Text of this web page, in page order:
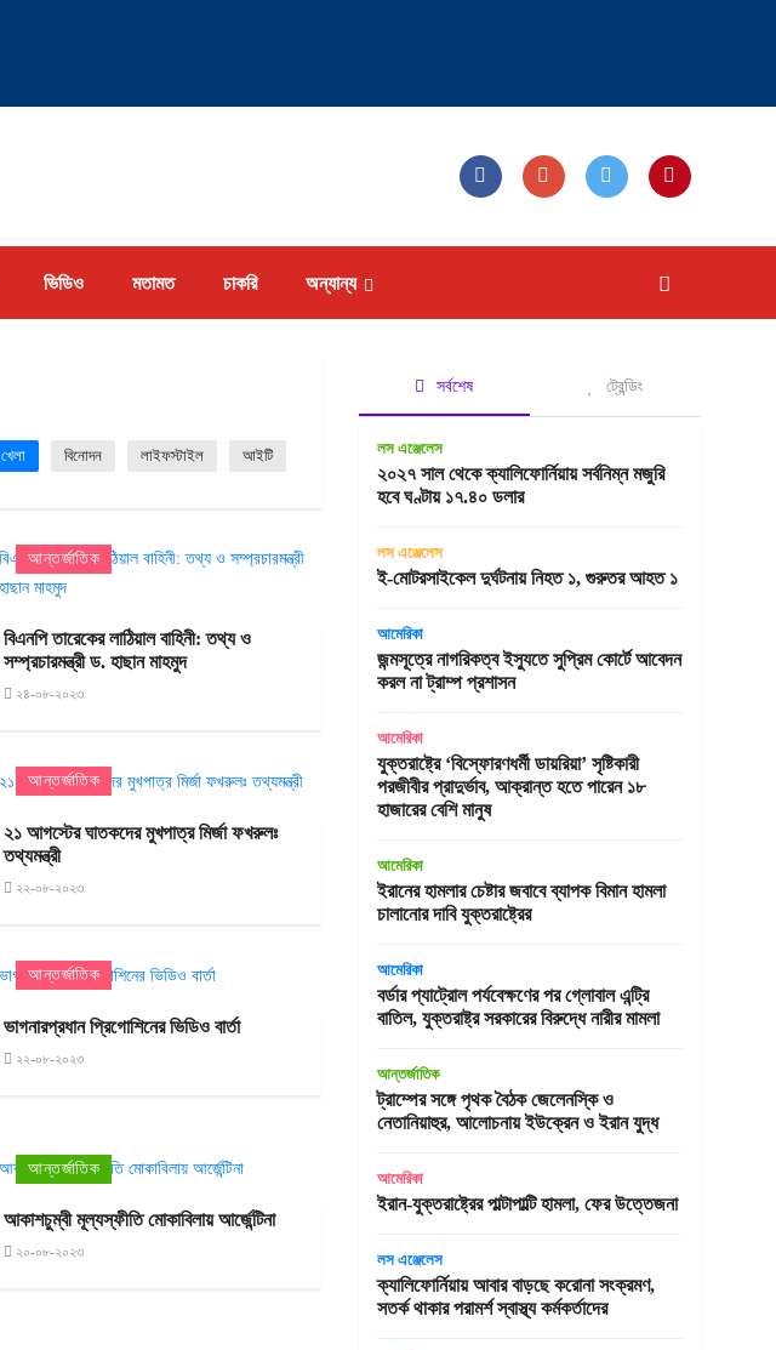
ভিডিও মতামত চাকরি অন্যান্য
খেলা বিনোদন লাইফস্টাইল আইটি
আন্তর্জাতিক
বিএনপি তারেকের লাঠিয়াল বাহিনী: তথ্য ও
সম্প্রচারমন্ত্রী ড. হাছান মাহমুদ
২৪-০৮-২০২৩
আন্তর্জাতিক
২১ আগস্টের ঘাতকদের মুখপাত্র মির্জা ফখরুলঃ
তথ্যমন্ত্রী
২২-০৮-২০২৩
আন্তর্জাতিক
ভাগনারপ্রধান প্রিগোশিনের ভিডিও বার্তা
২২-০৮-২০২৩
আন্তর্জাতিক
আকাশচুম্বী মূল্যস্ফীতি মোকাবিলায় আর্জেন্টিনা
২০-০৮-২০২৩
সর্বশেষ ট্রেন্ডিং
লস এঞ্জেলেস
২০২৭ সাল থেকে ক্যালিফোর্নিয়ায় সর্বনিম্ন মজুরি
হবে ঘণ্টায় ১৭.৪০ ডলার
লস এঞ্জেলেস
ই-মোটরসাইকেল দুর্ঘটনায় নিহত ১, গুরুতর আহত ১
আমেরিকা
জন্মসূত্রে নাগরিকত্ব ইস্যুতে সুপ্রিম কোর্টে আবেদন
করল না ট্রাম্প প্রশাসন
আমেরিকা
যুক্তরাষ্ট্রে ‘বিস্ফোরণধর্মী ডায়রিয়া’ সৃষ্টিকারী
পরজীবীর প্রাদুর্ভাব, আক্রান্ত হতে পারেন ১৮
হাজারের বেশি মানুষ
আমেরিকা
ইরানের হামলার চেষ্টার জবাবে ব্যাপক বিমান হামলা
চালানোর দাবি যুক্তরাষ্ট্রের
আমেরিকা
বর্ডার প্যাট্রোল পর্যবেক্ষণের পর গ্লোবাল এন্ট্রি
বাতিল, যুক্তরাষ্ট্র সরকারের বিরুদ্ধে নারীর মামলা
আন্তর্জাতিক
ট্রাম্পের সঙ্গে পৃথক বৈঠক জেলেনস্কি ও
নেতানিয়াহুর, আলোচনায় ইউক্রেন ও ইরান যুদ্ধ
আমেরিকা
ইরান-যুক্তরাষ্ট্রের পাল্টাপাল্টি হামলা, ফের উত্তেজনা
লস এঞ্জেলেস
ক্যালিফোর্নিয়ায় আবার বাড়ছে করোনা সংক্রমণ,
সতর্ক থাকার পরামর্শ স্বাস্থ্য কর্মকর্তাদের